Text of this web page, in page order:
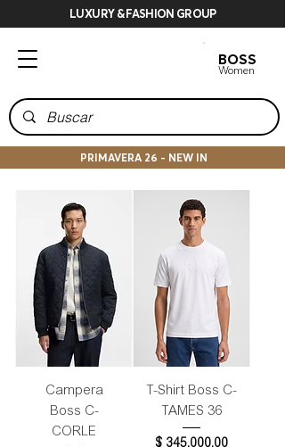
LUXURY & FASHION GROUP
BOSS
Women
PRIMAVERA 26 - NEW IN
Campera
Boss C-
CORLE
T-Shirt Boss C-
TAMES 36
Precio
$ 345.000,00